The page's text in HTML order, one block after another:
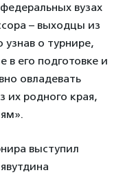
вузах
– выходцы из
о турнире,
в его подготовке и
овладевать
их родного края,
выступил